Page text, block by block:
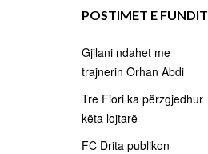
POSTIMET E FUNDIT
Gjilani ndahet me
trajnerin Orhan Abdi
Tre Fiori ka përzgjedhur
këta lojtarë
FC Drita publikon